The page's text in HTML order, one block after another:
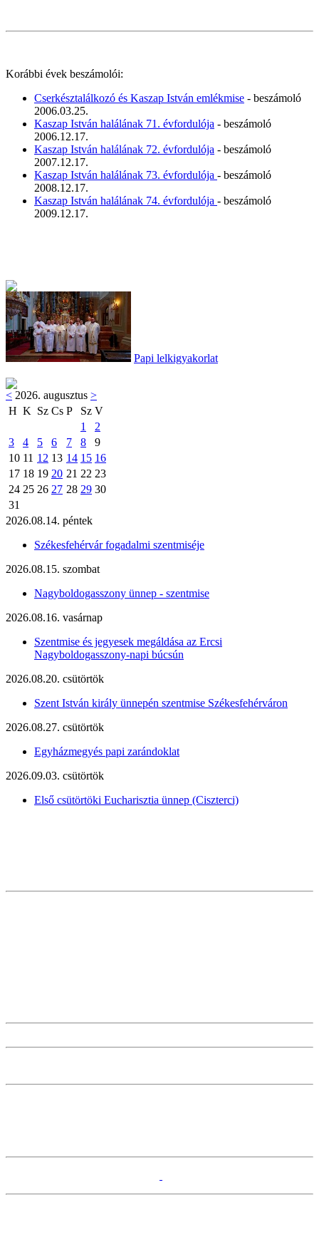
Korábbi évek beszámolói:
Cserkésztalálkozó és Kaszap István emlékmise - beszámoló
2006.03.25.
Kaszap István halálának 71. évfordulója - beszámoló
2006.12.17.
Kaszap István halálának 72. évfordulója - beszámoló
2007.12.17.
Kaszap István halálának 73. évfordulója - beszámoló
2008.12.17.
Kaszap István halálának 74. évfordulója - beszámoló
2009.12.17.
Papi lelkigyakorlat
< 2026. augusztus >
H K Sz Cs P Sz V
1
2
3
4 5 6 7 8
9
10 11 12 13 14 15 16
17 18 19 20 21 22 23
24 25 26 27 28 29 30
31
2026.08.14. péntek
Székesfehérvár fogadalmi szentmiséje
2026.08.15. szombat
Nagyboldogasszony ünnep - szentmise
2026.08.16. vasárnap
Szentmise és jegyesek megáldása az Ercsi
Nagyboldogasszony-napi búcsún
2026.08.20. csütörtök
Szent István király ünnepén szentmise Székesfehérváron
2026.08.27. csütörtök
Egyházmegyés papi zarándoklat
2026.09.03. csütörtök
Első csütörtöki Eucharisztia ünnep (Ciszterci)